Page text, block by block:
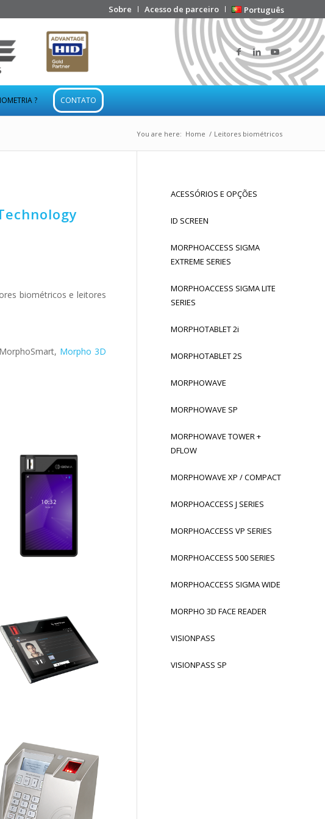
Sobre Acesso de parceiro Português
? CONTATO
You are here: Home / Leitores biométricos
biométricos e leitores
Morpho 3D
ID Screen
MorphoTablet
MorphoAccess® Série
ACESSÓRIOS E OPÇÕES
ID SCREEN
MORPHOACCESS SIGMA
EXTREME SERIES
MORPHOACCESS SIGMA LITE
SERIES
MORPHOTABLET 2i
MORPHOTABLET 2S
MORPHOWAVE
MORPHOWAVE SP
MORPHOWAVE TOWER +
DFLOW
MORPHOWAVE XP / COMPACT
MORPHOACCESS J SERIES
MORPHOACCESS VP SERIES
MORPHOACCESS 500 SERIES
MORPHOACCESS SIGMA WIDE
MORPHO 3D FACE READER
VISIONPASS
VISIONPASS SP